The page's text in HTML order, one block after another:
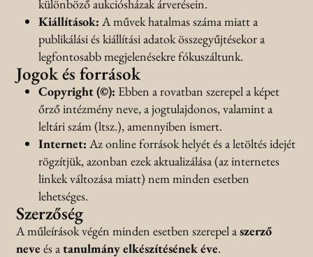
különböző aukciósházak árverésein.
Kiállítások: A művek hatalmas száma miatt a
publikálási és kiállítási adatok összegyűjtésekor a
legfontosabb megjelenésekre fókuszáltunk.
Jogok és források
Copyright (©): Ebben a rovatban szerepel a képet
őrző intézmény neve, a jogtulajdonos, valamint a
leltári szám (ltsz.), amennyiben ismert.
Internet: Az online források helyét és a letöltés idejét
rögzítjük, azonban ezek aktualizálása (az internetes
linkek változása miatt) nem minden esetben
lehetséges.
Szerzőség
A műleírások végén minden esetben szerepel aszerző
neve és atanulmány elkészítésének éve.